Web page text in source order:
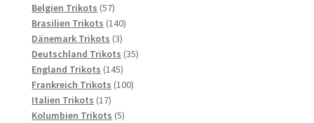
Belgien Trikots 5757
Produkte
Brasilien Trikots 140140
Dänemark Trikots 33
Produkte
Deutschland Trikots 3535
England Trikots 145145
Produkte
Frankreich Trikots 100100
Italien Trikots 1717
Produkte
Kolumbien Trikots 55